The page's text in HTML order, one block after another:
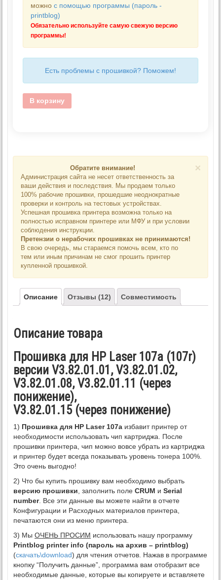
можно с помощью программы (пароль -
printblog)
Обязательно используйте самую свежую версию
программы!
Есть проблемы с прошивкой? Поможем!
В корзину
×
Обратите внимание!
Администрация сайта не несет ответственность за
ваши действия и последствия. Мы продаем только
100% рабочие прошивки, прошедшие неоднократные
проверки и контроль на тестовых устройствах.
Успешная прошивка принтера возможна только на
полностью исправном принтере или МФУ и при условии
соблюдения инструкции.
Претензии о нерабочих прошивках не принимаются!
В свою очередь, мы стараемся помочь всем, кто по
тем или иным причинам не смог прошить принтер
купленной прошивкой.
Описание Отзывы (12) Совместимость
Описание товара
Прошивка для HP Laser 107a (107r)
версии V3.82.01.01, V3.82.01.02,
V3.82.01.08, V3.82.01.11 (через
понижение),
V3.82.01.15 (через понижение)
1) Прошивка для HP Laser 107a избавит принтер от
необходимости использовать чип картриджа. После
прошивки принтера, чип можно вовсе убрать из картриджа
и принтер будет всегда показывать уровень тонера 100%.
Это очень выгодно!
2) Что бы купить прошивку вам необходимо выбрать
версию прошивки, заполнить поле CRUM и Serial
number. Все эти данные вы можете найти в отчете
Конфигурации и Расходных материалов принтера,
печатаются они из меню принтера.
3) Мы ОЧЕНЬ ПРОСИМ использовать нашу программу
Printblog printer info (пароль на архив – printblog)
(скачать\download) для чтения отчетов. Нажав в программе
кнопку “Получить данные”, программа вам отобразит все
необходимые данные, которые вы копируете и вставляете